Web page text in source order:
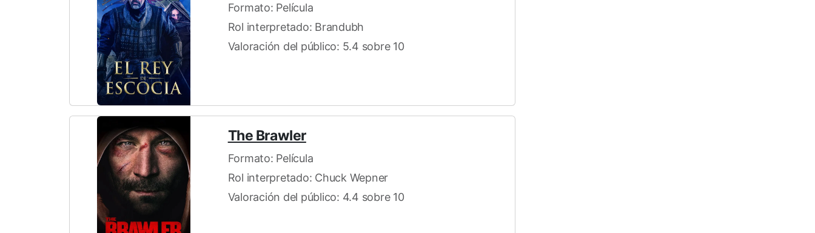
Formato: Película
Rol interpretado: Brandubh
Valoración del público: 5.4 sobre 10
The Brawler
Formato: Película
Rol interpretado: Chuck Wepner
Valoración del público: 4.4 sobre 10